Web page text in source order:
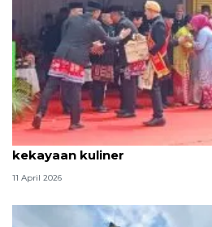
Tradisi hantaran Lebaran
kekayaan kuliner
11 April 2026